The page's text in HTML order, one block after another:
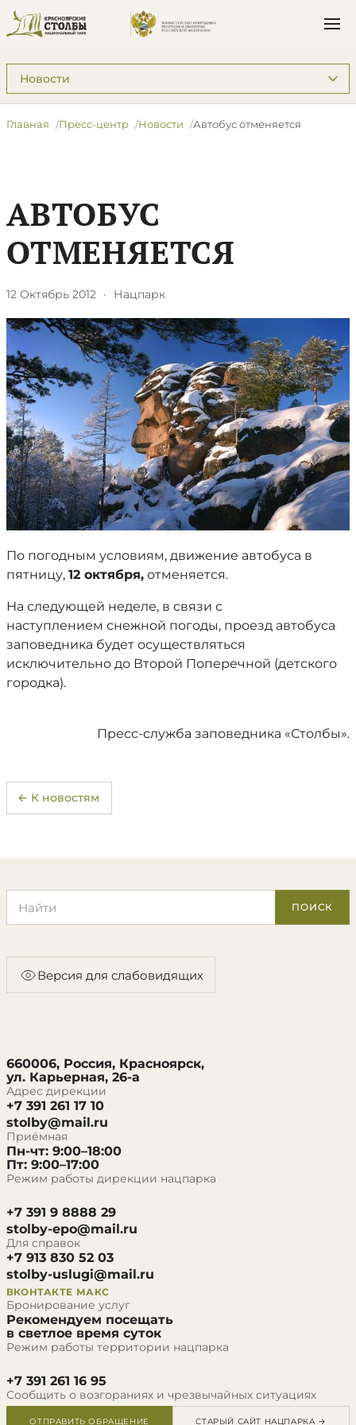
Подразделы: Пресс-центр
Главная Пресс-центр Новости Автобус отменяется
АВТОБУС
ОТМЕНЯЕТСЯ
12 Октябрь 2012 · Нацпарк
По погодным условиям, движение автобуса в
пятницу, 12 октября, отменяется.
На следующей неделе, в связи с
наступлением снежной погоды, проезд автобуса
заповедника будет осуществляться
исключительно до Второй Поперечной (детского
городка).
Пресс-служба заповедника «Столбы».
← К новостям
ПОИСК
Версия для слабовидящих
660006, Россия, Красноярск,
ул. Карьерная, 26-а
Адрес дирекции
+7 391 261 17 10
stolby@mail.ru
Приёмная
Пн-чт: 9:00–18:00
Пт: 9:00–17:00
Режим работы дирекции нацпарка
+7 391 9 8888 29
stolby-epo@mail.ru
Для справок
+7 913 830 52 03
stolby-uslugi@mail.ru
ВКОНТАКТЕ МАКС
Бронирование услуг
Рекомендуем посещать
в светлое время суток
Режим работы территории нацпарка
+7 391 261 16 95
Сообщить о возгораниях и чрезвычайных ситуациях
ОТПРАВИТЬ ОБРАЩЕНИЕ СТАРЫЙ САЙТ НАЦПАРКА →